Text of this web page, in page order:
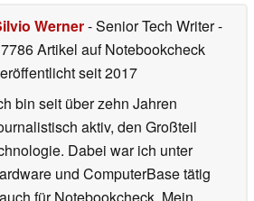
Werner- Senior Tech Writer-
Artikel auf Notebookcheck
seit 2017
bin seit über zehn Jahren
aktiv, den Großteil
Dabei war ich unter
und ComputerBase tätig